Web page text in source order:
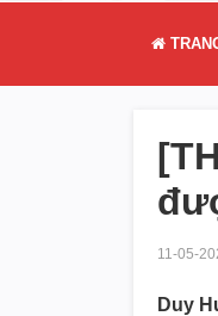
11-05-
Duy